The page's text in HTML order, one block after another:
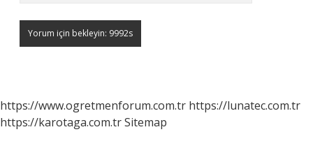
https://www.ogretmenforum.com.tr https://lunatec.com.tr
https://karotaga.com.trSitemap